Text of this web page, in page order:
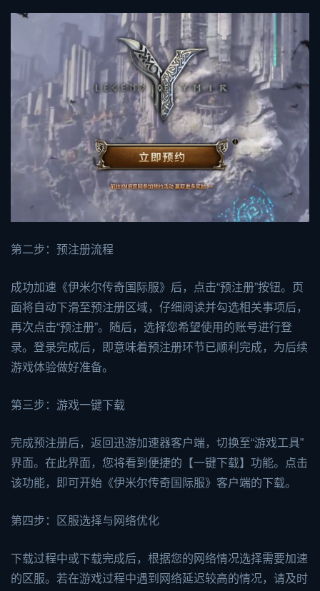
第二步：预注册流程
成功加速《伊米尔传奇国际服》后，点击“预注册”按钮。页
面将自动下滑至预注册区域，仔细阅读并勾选相关事项后，
再次点击“预注册”。随后，选择您希望使用的账号进行登
录。登录完成后，即意味着预注册环节已顺利完成，为后续
游戏体验做好准备。
第三步：游戏一键下载
完成预注册后，返回迅游加速器客户端，切换至“游戏工具”
界面。在此界面，您将看到便捷的【一键下载】功能。点击
该功能，即可开始《伊米尔传奇国际服》客户端的下载。
第四步：区服选择与网络优化
下载过程中或下载完成后，根据您的网络情况选择需要加速
的区服。若在游戏过程中遇到网络延迟较高的情况，请及时